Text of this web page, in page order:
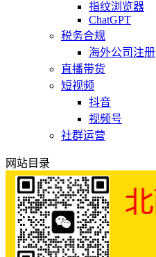
指纹浏览器
ChatGPT
税务合规
海外公司注册
直播带货
短视频
抖音
视频号
社群运营
网站目录